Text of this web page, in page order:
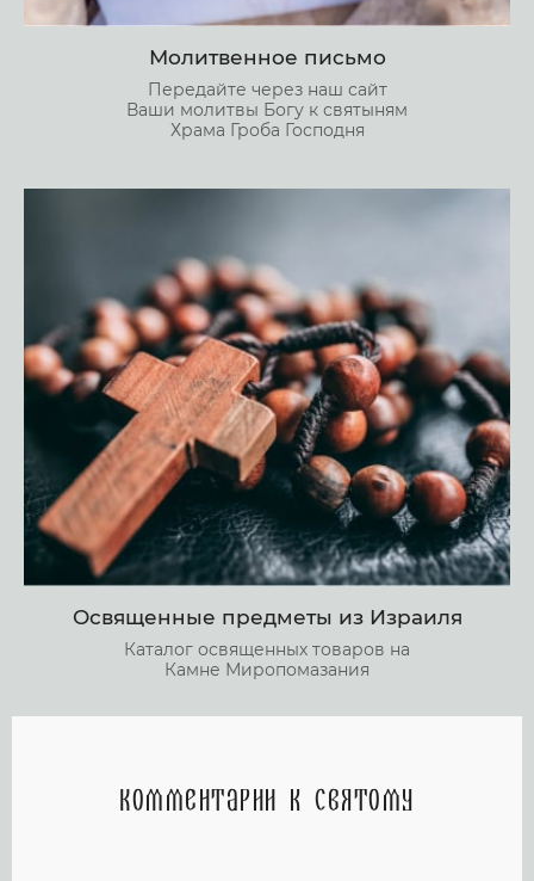
Молитвенное письмо
Передайте через наш сайт
Ваши молитвы Богу к святыням
Храма Гроба Господня
Освященные предметы из Израиля
Каталог освященных товаров на
Камне Миропомазания
Комментарии к святому